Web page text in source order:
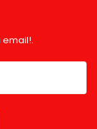
email!.